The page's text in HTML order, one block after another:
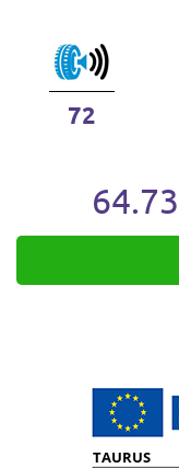
72
TAURUS